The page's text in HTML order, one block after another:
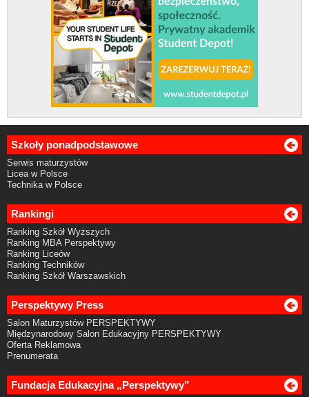
Szkoły ponadpodstawowe
Serwis maturzystów
Licea w Polsce
Technika w Polsce
Rankingi
Ranking Szkół Wyższych
Ranking MBA Perspektywy
Ranking Liceów
Ranking Techników
Ranking Szkół Warszawskich
Perspektywy Press
Salon Maturzystów PERSPEKTYWY
Międzynarodowy Salon Edukacyjny PERSPEKTYWY
Oferta Reklamowa
Prenumerata
Fundacja Edukacyjna „Perspektywy”